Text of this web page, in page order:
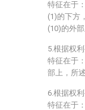
特征在于
(1)的下方
(10)的外部
5.根据权
特征在于
部上，所
6.根据权
特征在于